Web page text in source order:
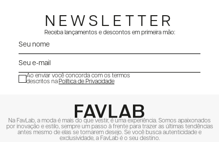
NEWSLETTER
Receba lançamentos e descontos em primeira mão:
Ao enviar você concorda com os termos
descritos naPolítica de Privacidade
Na FavLab, a moda é mais do que vestir, é uma experiência. Somos apaixonados
por inovação e estilo, sempre um passo à frente para trazer as últimas tendências
antes mesmo de elas se tornarem desejo. Se você busca autenticidade e
exclusividade, a FavLab é o seu destino.